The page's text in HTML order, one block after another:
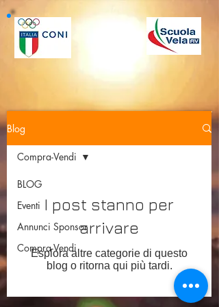
Blog
BLOG
Eventi
Annunci Sponsor
Compra-Vendi
Compra-Vendi
I post stanno per
arrivare
Esplora altre categorie di questo
blog o ritorna qui più tardi.